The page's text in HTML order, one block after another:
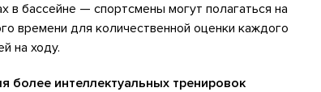
в бассейне — спортсмены могут полагаться на
времени для количественной оценки каждого
на ходу.
более интеллектуальных тренировок